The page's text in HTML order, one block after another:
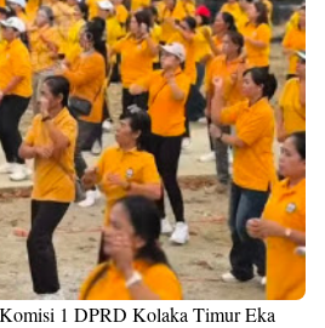
1 DPRD Kolaka Timur Eka